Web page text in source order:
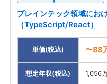
ブレインテック領域にお
（TypeScript/React）
単価(税込) 〜88
想定年収(税込) 1,056